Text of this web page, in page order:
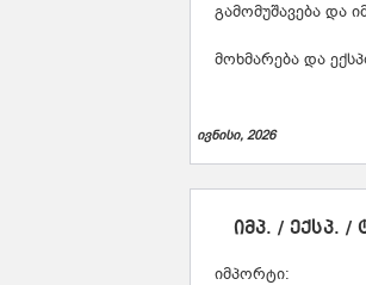
გამომუშავება და
მოხმარება და
ივნისი, 2026
იმპ. / ექსპ. /
იმპორტი: